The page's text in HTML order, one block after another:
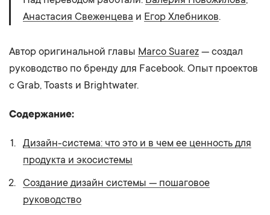
Анастасия Свеженцева и Егор Хлебников.
Автор оригинальной главы Marco Suarez — создал
руководство по бренду для Facebook. Опыт проектов
с Grab, Toasts и Brightwater.
Содержание:
Дизайн-система: что это и в чем ее ценность для
продукта и экосистемы
Создание дизайн системы — пошаговое
руководство